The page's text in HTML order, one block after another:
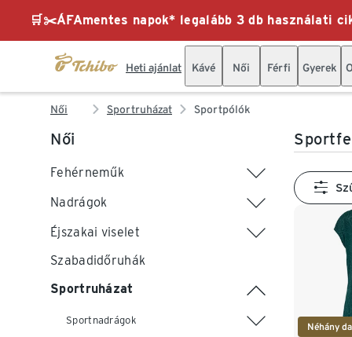
🛒✂️ÁFAmentes napok* legalább 3 db használati
Heti ajánlat Kávé Női Férfi Gyerek
Női Sportruházat Sportpólók
Női
Fehérneműk
Nadrágok
Éjszakai viselet
Szabadidőruhák
Sportruházat
Sportnadrágok
Néhány